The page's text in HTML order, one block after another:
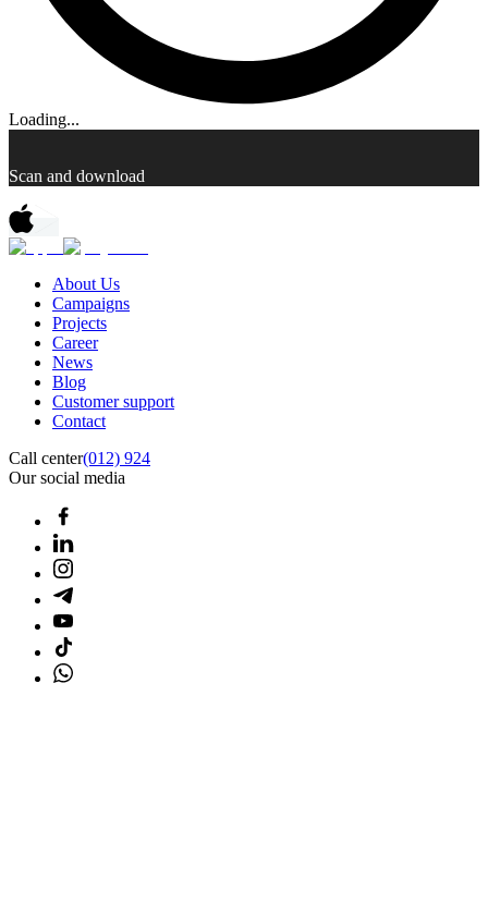
Loading...
Scan and download
About Us
Campaigns
Projects
Career
News
Blog
Customer support
Contact
Call center(012) 924
Our social media